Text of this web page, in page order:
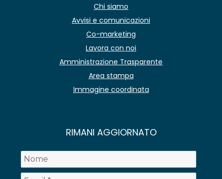
Chi siamo
Avvisi e comunicazioni
Co-marketing
Lavora con noi
Amministrazione Trasparente
Area stampa
Immagine coordinata
RIMANI AGGIORNATO